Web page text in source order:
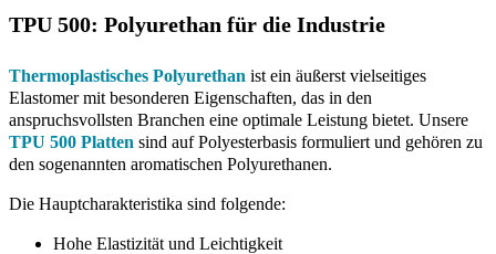
TPU 500: Polyurethan für die Industrie
Thermoplastisches Polyurethan ist ein äußerst vielseitiges
Elastomer mit besonderen Eigenschaften, das in den
anspruchsvollsten Branchen eine optimale Leistung bietet. Unsere
TPU 500 Platten sind auf Polyesterbasis formuliert und gehören zu
den sogenannten aromatischen Polyurethanen.
Die Hauptcharakteristika sind folgende:
Hohe Elastizität und Leichtigkeit